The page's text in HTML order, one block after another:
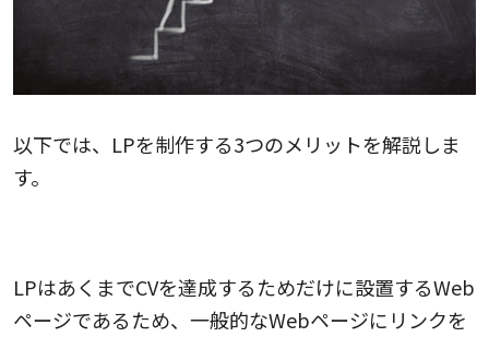
以下では、LPを制作する3つのメリットを解説しま
す。
LPはあくまでCVを達成するためだけに設置するWeb
ページであるため、一般的なWebページにリンクを